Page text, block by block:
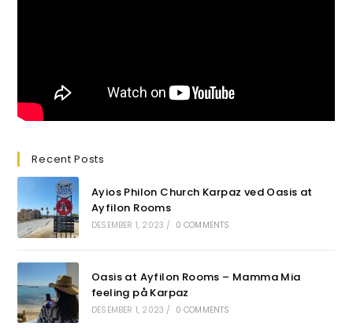
Recent Posts
Ayios Philon Church Karpaz ved Oasis at
Ayfilon Rooms
DESEMBER 1, 2023 / 0 COMMENTS
Oasis at Ayfilon Rooms – Mamma Mia
feeling på Karpaz
DESEMBER 1, 2023 / 0 COMMENTS